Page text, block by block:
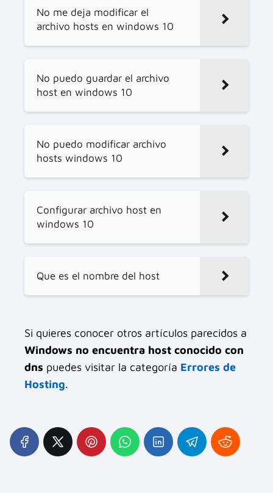
No me deja modificar el
archivo hosts en windows 10
No puedo guardar el archivo
host en windows 10
No puedo modificar archivo
hosts windows 10
Configurar archivo host en
windows 10
Que es el nombre del host
Si quieres conocer otros artículos parecidos a
Windows no encuentra host conocido con
dns puedes visitar la categoría Errores de
Hosting.